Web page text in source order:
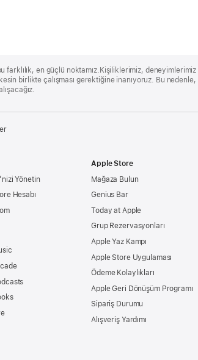
farklılık, en güçlü noktamız.Kişiliklerimiz,
birlikte çalışması gerektiğine inanıyoruz. Bu
Yönetin
Hesabı
Apple Store
Mağaza Bulun
Genius Bar
Today at Apple
Grup Rezervasyonları
Apple Yaz Kampı
Apple Store Uygulaması
Ödeme Kolaylıkları
Apple Geri Dönüşüm Programı
Sipariş Durumu
Alışveriş Yardımı